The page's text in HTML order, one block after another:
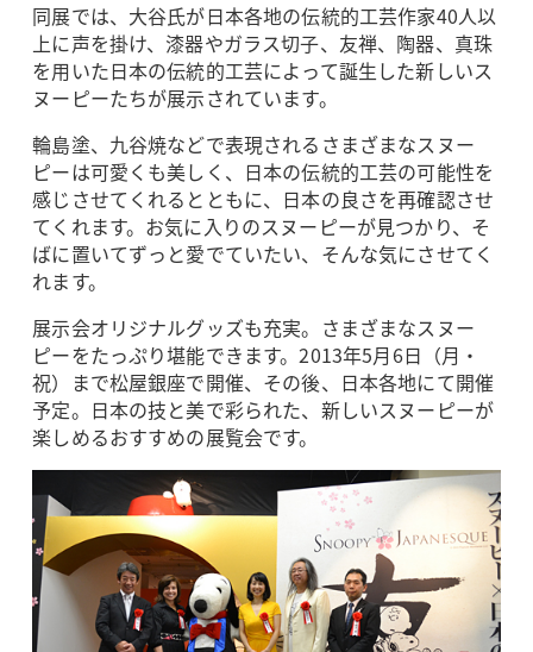
同展では、大谷氏が日本各地の伝統的工芸作家40人以
上に声を掛け、漆器やガラス切子、友禅、陶器、真珠
を用いた日本の伝統的工芸によって誕生した新しいス
ヌーピーたちが展示されています。
輪島塗、九谷焼などで表現されるさまざまなスヌー
ピーは可愛くも美しく、日本の伝統的工芸の可能性を
感じさせてくれるとともに、日本の良さを再確認させ
てくれます。お気に入りのスヌーピーが見つかり、そ
ばに置いてずっと愛でていたい、そんな気にさせてく
れます。
展示会オリジナルグッズも充実。さまざまなスヌー
ピーをたっぷり堪能できます。2013年5月6日（月・
祝）まで松屋銀座で開催、その後、日本各地にて開催
予定。日本の技と美で彩られた、新しいスヌーピーが
楽しめるおすすめの展覧会です。